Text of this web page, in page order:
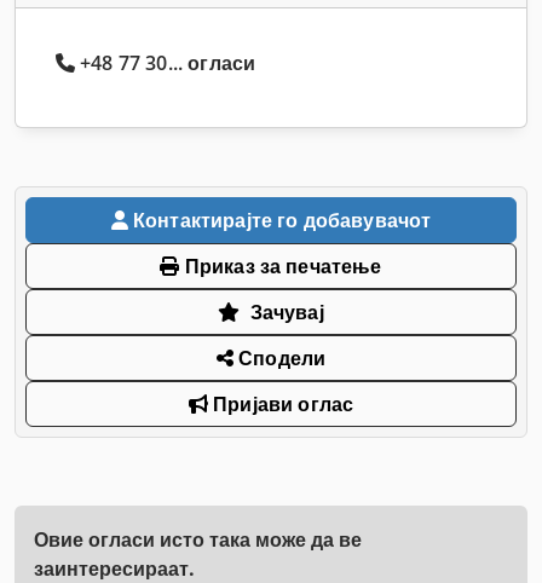
+48 77 30... огласи
Контактирајте го добавувачот
Приказ за печатење
Зачувај
Сподели
Пријави оглас
Овие огласи исто така може да ве
заинтересираат.